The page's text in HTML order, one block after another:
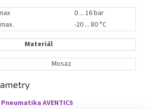
0 ... 16 bar
-20 ... 80 °C
Materiál
Mosaz
Pneumatika AVENTICS